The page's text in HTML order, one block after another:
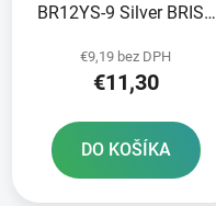
BR12YS-9 Silver BRISK
€9,19 bez DPH
€11,30
DO KOŠÍKA